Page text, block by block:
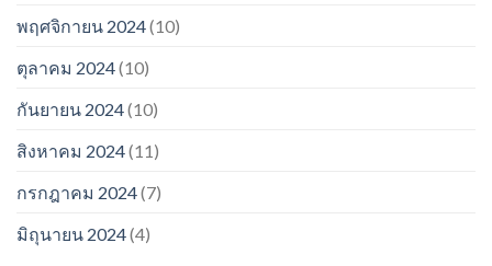
พฤศจิกายน 2024(10)
ตุลาคม 2024(10)
กันยายน 2024(10)
สิงหาคม 2024(11)
กรกฎาคม 2024(7)
มิถุนายน 2024(4)